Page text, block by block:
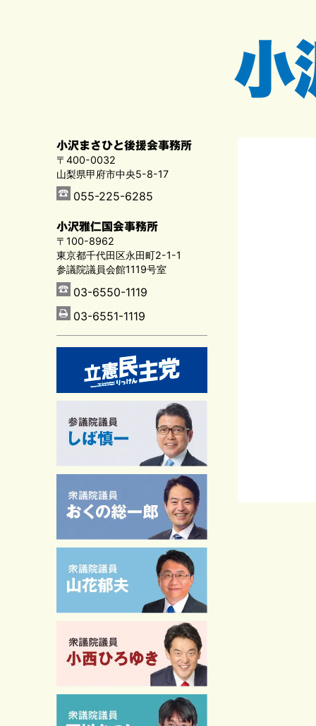
小沢まさひと後援会事務所
〒400-0032
山梨県甲府市中央5-8-17
055-225-6285
小沢雅仁国会事務所
〒100-8962
東京都千代田区永田町2-1-1
参議院議員会館1119号室
03-6550-1119
03-6551-1119